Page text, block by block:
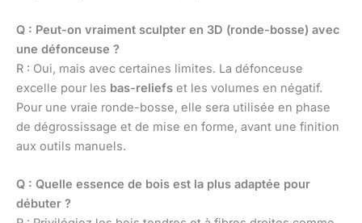
Q : Peut-on vraiment sculpter en 3D (ronde-bosse) avec
une défonceuse ?
R : Oui, mais avec certaines limites. La défonceuse
excelle pour les bas-reliefs et les volumes en négatif.
Pour une vraie ronde-bosse, elle sera utilisée en phase
de dégrossissage et de mise en forme, avant une finition
aux outils manuels.
Q : Quelle essence de bois est la plus adaptée pour
débuter ?